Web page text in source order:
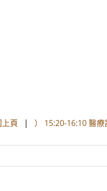
上頁 | ） 15:20-16:10 醫